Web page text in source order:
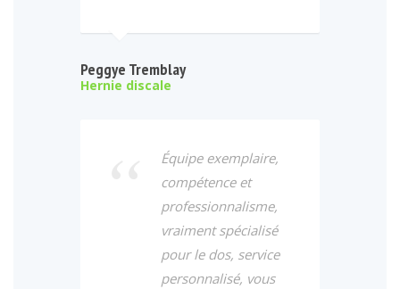
Peggye Tremblay
Hernie discale
Équipe exemplaire,
compétence et
professionnalisme,
vraiment spécialisé
pour le dos, service
personnalisé, vous